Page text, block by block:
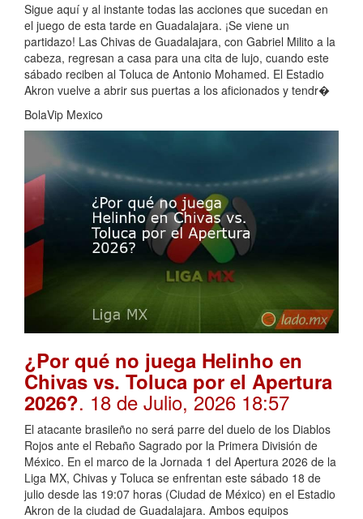
Sigue aquí y al instante todas las acciones que sucedan en
el juego de esta tarde en Guadalajara. ¡Se viene un
partidazo! Las Chivas de Guadalajara, con Gabriel Milito a la
cabeza, regresan a casa para una cita de lujo, cuando este
sábado reciben al Toluca de Antonio Mohamed. El Estadio
Akron vuelve a abrir sus puertas a los aficionados y tendr�
BolaVip Mexico
¿Por qué no juega Helinho en
Chivas vs. Toluca por el Apertura
2026?. 18 de Julio, 2026 18:57
El atacante brasileño no será parre del duelo de los Diablos
Rojos ante el Rebaño Sagrado por la Primera División de
México. En el marco de la Jornada 1 del Apertura 2026 de la
Liga MX, Chivas y Toluca se enfrentan este sábado 18 de
julio desde las 19:07 horas (Ciudad de México) en el Estadio
Akron de la ciudad de Guadalajara. Ambos equipos